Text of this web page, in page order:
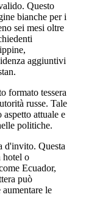
Questo
bianche per i
sei mesi oltre
aggiuntivi
formato tessera
russe. Tale
attuale e
politiche.
d'invito. Questa
hotel o
Ecuador,
può
le